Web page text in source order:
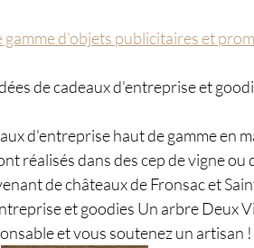
d'objets publicitaires et
de cadeaux d'entreprise et
d'entreprise haut de gamme en
réalisés dans des cep de vigne ou
de châteaux de Fronsac et
et goodies Un arbre Deux
et vous soutenez un artisan !